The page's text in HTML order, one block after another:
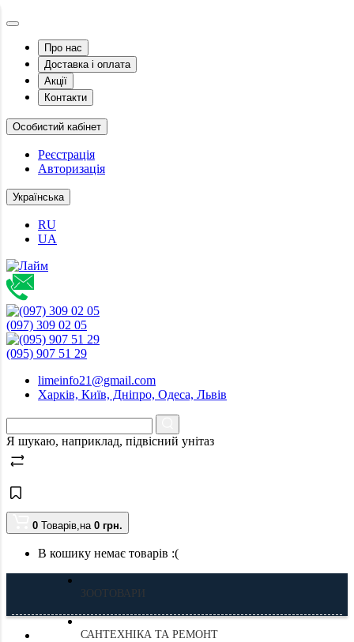
Про нас
Доставка і оплата
Акції
Контакти
Особистий кабінет
Реєстрація
Авторизація
Українська
RU
UA
(097) 309 02 05
(095) 907 51 29
limeinfo21@gmail.com
Харків, Київ, Дніпро, Одеса, Львів
Я шукаю, наприклад, підвісний унітаз
0 Товарів,на 0 грн.
В кошику немає товарів :(
ЗООТОВАРИ
САНТЕХНІКА ТА РЕМОНТ